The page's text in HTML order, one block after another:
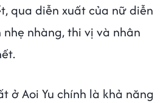
qua diễn xuất của nữ diễn
nhàng, thi vị và nhân
ở Aoi Yu chính là khả năng